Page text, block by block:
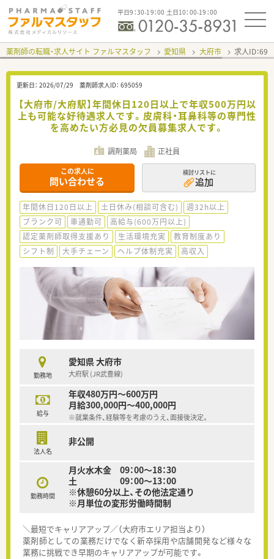
平日9：30-19：00 土日10：00-19：00
薬剤師の転職・求人サイト ファルマスタッフ 愛知県 大府市 求人ID：
更新日： 2026/07/29 薬剤師求人ID： 695059
【大府市/大府駅】年間休日120日以上で年収500万円以
上も可能な好待遇求人です。皮膚科・耳鼻科等の専門性
を高めたい方必見の欠員募集求人です。
調剤薬局 正社員
この求人に
問い合わせる
検討リストに
追加
年間休日120日以上 土日休み(相談可含む)
週32h以上
ブランク可
車通勤可
高給与(600万円以上)
認定薬剤師取得支援あり
生活環境充実
教育制度あり
シフト制
大手チェーン ヘルプ体制充実 高収入
勤務地
愛知県 大府市
大府駅 (JR武豊線)
給与
年収480万円～600万円
月給300,000円～400,000円
※就業条件、経験等を考慮のうえ、面接後決定。
法人名
非公開
勤務時間
月火水木金 09：00～18：30
土 09：00～13：00
※休憩60分以上、その他法定通り
※月単位の変形労働時間制
＼最短でキャリアアップ／（大府市エリア担当より）
薬剤師としての業務だけでなく新卒採用や店舗開発など様々な
業務に挑戦でき早期のキャリアアップが可能です。